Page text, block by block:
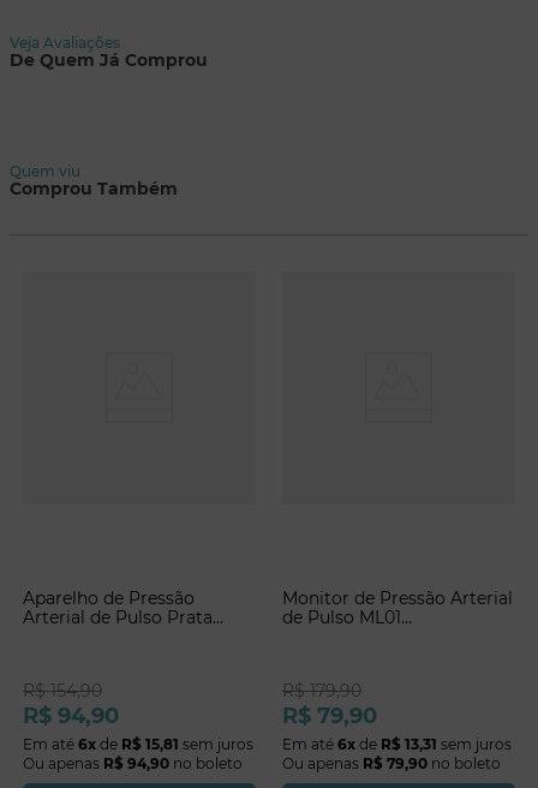
Veja Avaliações
De Quem Já Comprou
Quem viu
Comprou Também
Aparelho de Pressão
Arterial de Pulso Prata
R$ 154,90
R$ 94,90
Em até 6x de R$ 15,81 sem juros
Ou apenas R$ 94,90 no boleto
Monitor de Pressão Arterial
de Pulso ML01
R$ 179,90
R$ 79,90
Em até 6x de R$ 13,31 sem juros
Ou apenas R$ 79,90 no boleto